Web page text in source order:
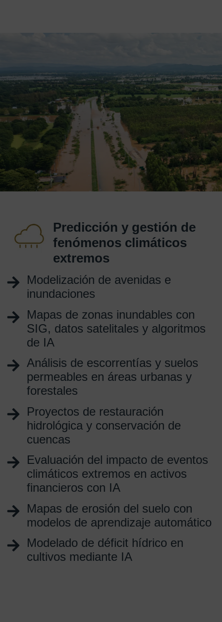
Predicción y gestión de
fenómenos climáticos
extremos
Modelización de avenidas e
inundaciones
Mapas de zonas inundables con
SIG, datos satelitales y algoritmos
de IA
Análisis de escorrentías y suelos
permeables en áreas urbanas y
forestales
Proyectos de restauración
hidrológica y conservación de
cuencas
Evaluación del impacto de eventos
climáticos extremos en activos
financieros con IA
Mapas de erosión del suelo con
modelos de aprendizaje automático
Modelado de déficit hídrico en
cultivos mediante IA